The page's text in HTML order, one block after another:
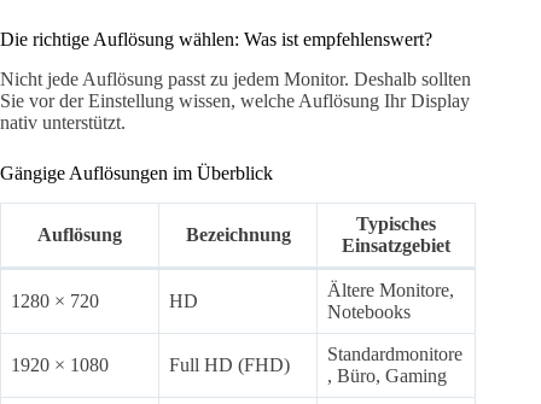
Die richtige Auflösung wählen: Was ist empfehlenswert?
Nicht jede Auflösung passt zu jedem Monitor. Deshalb sollten
Sie vor der Einstellung wissen, welche Auflösung Ihr Display
nativ unterstützt.
Gängige Auflösungen im Überblick
Auflösung Bezeichnung
Typisches
Einsatzgebiet
1280 × 720 HD
Ältere Monitore,
Notebooks
1920 × 1080 Full HD (FHD)
Standardmonitore
, Büro, Gaming